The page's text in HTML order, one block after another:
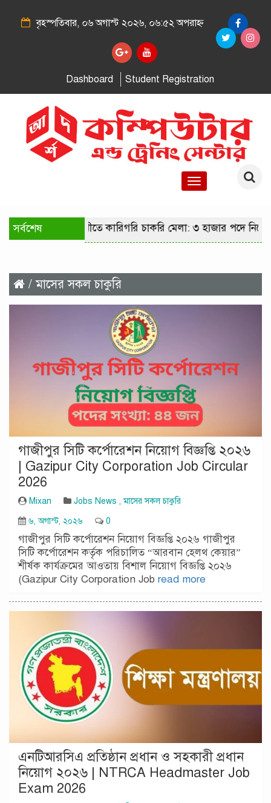
বৃহস্পতিবার, ০৬ অগাস্ট ২০২৬, ০৬:৫২ অপরাহ্ন
Dashboard Student Registration
Toggle
সর্বশেষরাজধানীতে কারিগরি চাকরি মেলা: ৩ হাজার পদে নিয়োগের
/ মাসের সকল চাকুরি
গাজীপুর সিটি কর্পোরেশন নিয়োগ বিজ্ঞপ্তি ২০২৬
| Gazipur City Corporation Job Circular
2026
Mixan Jobs News ,মাসের সকল চাকুরি
৬, অগাস্ট, ২০২৬
0
গাজীপুর সিটি কর্পোরেশন নিয়োগ বিজ্ঞপ্তি ২০২৬ গাজীপুর
সিটি কর্পোরেশন কর্তৃক পরিচালিত “আরবান হেলথ কেয়ার”
শীর্ষক কার্যক্রমের আওতায় বিশাল নিয়োগ বিজ্ঞপ্তি ২০২৬
(Gazipur City Corporation Job read more
এনটিআরসিএ প্রতিষ্ঠান প্রধান ও সহকারী প্রধান
নিয়োগ ২০২৬ | NTRCA Headmaster Job
Exam 2026